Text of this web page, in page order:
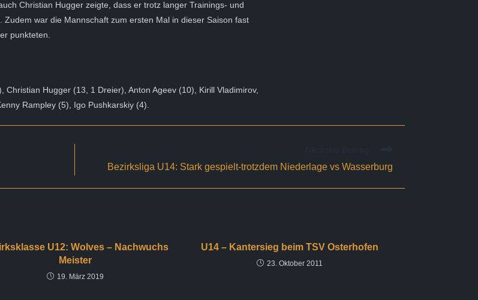
Christian Hugger zeigte, dass er trotz langer Trainings- und
Zudem war die Mannschaft zum ersten Mal in dieser Saison fast
punkteten.
Christian Hugger (13, 1 Dreier), Anton Ageev (10), Kirill Vladimirov,
Rampley (5), Igo Pushkarskiy (4).
Bezirksliga U14: Stark gespielt-trotzdem Niederlage vs Wasserburg
U12: Wolves – Nachwuchs
Meister
19. März 2019
U14 – Kantersieg beim TSV Osterhofen
23. Oktober 2011